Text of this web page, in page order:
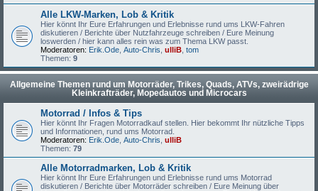
Alle LKW-Marken, Lob & Kritik
Hier könnt Ihr Eure Erfahrungen und Erlebnisse rund ums LKW-Fahren
diskutieren / Berichte über Nutzfahrzeuge schreiben / Eure Meinung
loswerden / hier kann alles rein was zum Thema LKW passt.
Moderatoren: Erik.Ode Auto-Chris ulliB tom
Themen: 9
Allgemeine Themen rund um Motorräder, Trikes, Quads, ATVs, zweirädrige
Kleinkrafträder, Mopedautos und Microcars
Motorrad / Infos & Tips
Hier könnt Ihr Fragen Motorradkauf stellen. Hier bekommt Ihr nützliche Tipps
und Informationen, rund ums Motorrad.
Moderatoren: Erik.Ode Auto-Chris ulliB
Themen: 79
Alle Motorradmarken, Lob & Kritik
Hier könnt Ihr Eure Erfahrungen und Erlebnisse rund ums Motorrad
diskutieren / Berichte über Motorräder schreiben / Eure Meinung über